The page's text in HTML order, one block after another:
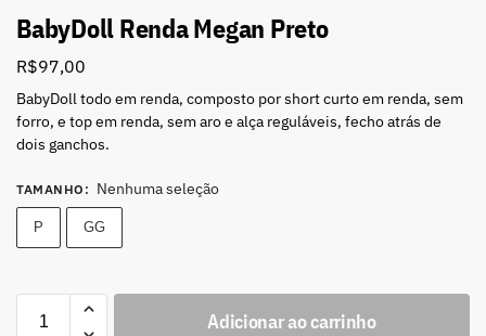
BabyDoll Renda Megan Preto
R$97,00
BabyDoll todo em renda, composto por short curto em renda, sem
forro, e top em renda, sem aro e alça reguláveis, fecho atrás de
dois ganchos.
TAMANHO : Nenhuma seleção
P GG
Adicionar ao carrinho